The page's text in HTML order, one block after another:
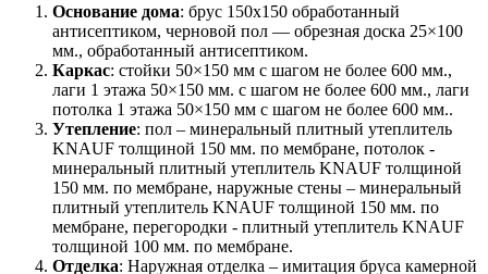
Основание дома: брус 150x150 обработанный
антисептиком, черновой пол — обрезная доска 25×100
мм., обработанный антисептиком.
Каркас: стойки 50×150 мм с шагом не более 600 мм.,
лаги 1 этажа 50×150 мм. с шагом не более 600 мм., лаги
потолка 1 этажа 50×150 мм с шагом не более 600 мм..
Утепление: пол – минеральный плитный утеплитель
KNAUF толщиной 150 мм. по мембране, потолок -
минеральный плитный утеплитель KNAUF толщиной
150 мм. по мембране, наружные стены – минеральный
плитный утеплитель KNAUF толщиной 150 мм. по
мембране, перегородки - плитный утеплитель KNAUF
толщиной 100 мм. по мембране.
Отделка: Наружная отделка – имитация бруса камерной